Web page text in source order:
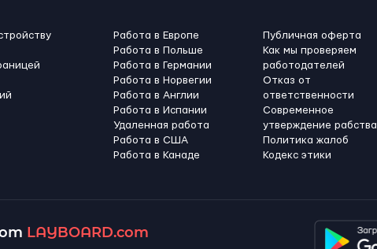
Работа в Европе
Работа в Польше
Работа в Германии
Работа в Норвегии
Работа в Англии
Работа в Испании
Удаленная работа
Работа в США
Работа в Канадe
Публичная оферта
Как мы проверяем
работодателей
Отказ от
ответственности
Современное
утверждение рабства
Политика жалоб
Кодекс этики
LAYBOARD.com